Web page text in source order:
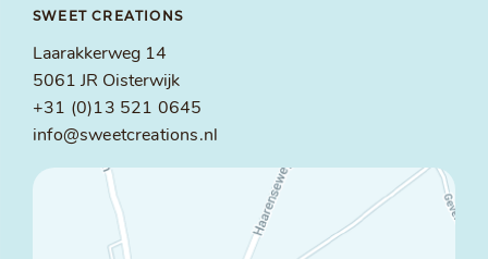
SWEET CREATIONS
Laarakkerweg 14
5061 JR Oisterwijk
+31 (0)13 521 0645
info@sweetcreations.nl